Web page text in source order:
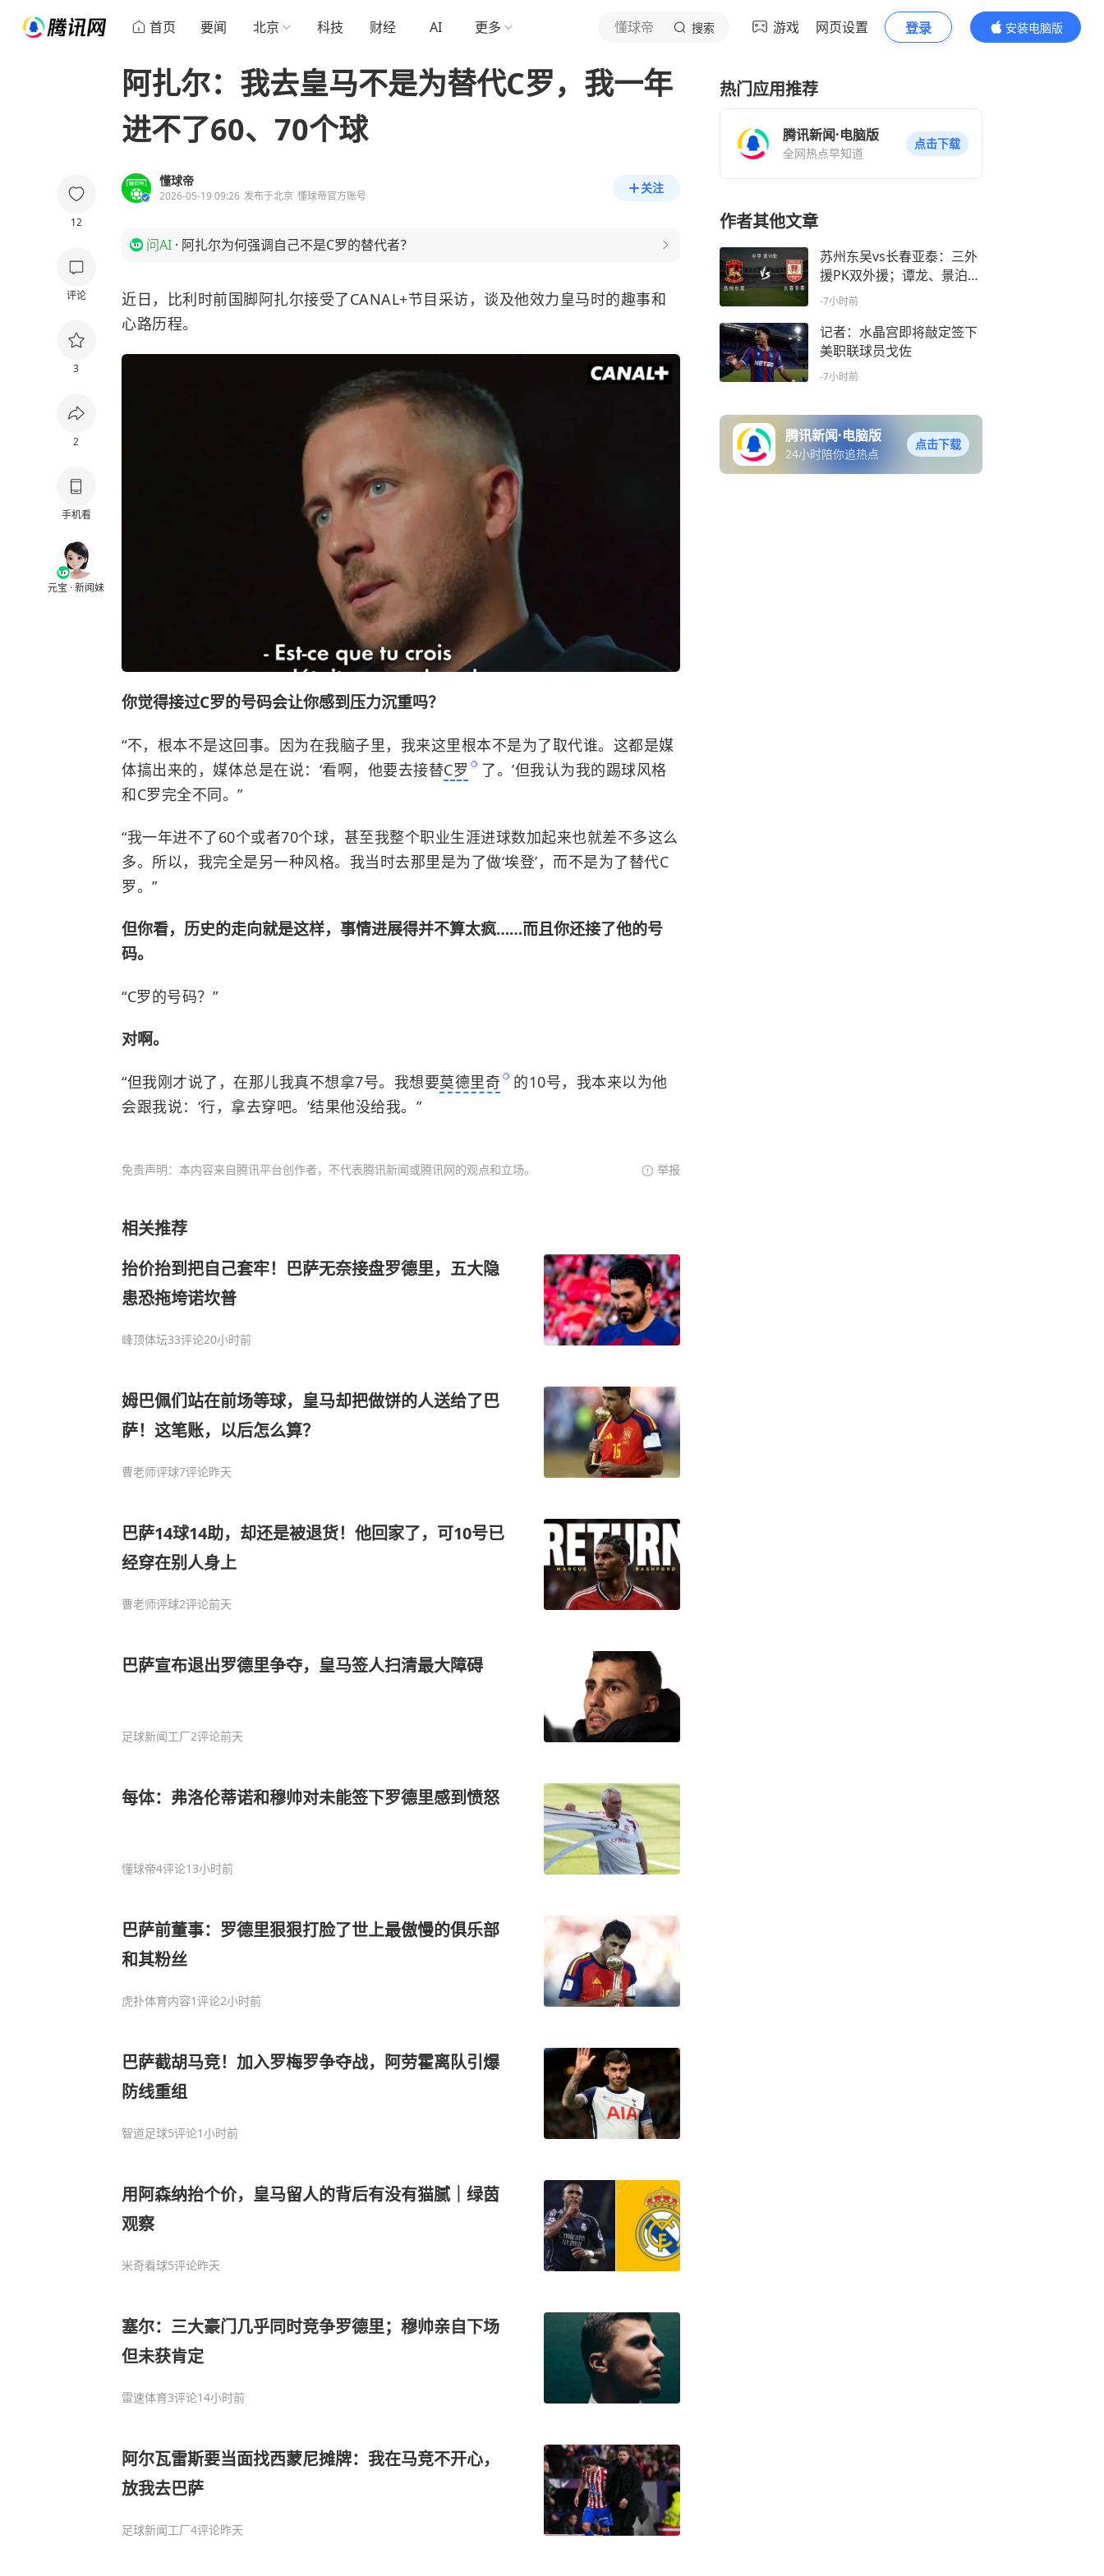
首页 要闻 北京 科技 财经 AI 更多 懂球帝 搜索 游戏 网页设置 登录
安装电脑版
内容更精彩
12
评论
3
2
手机看
元宝 · 新闻妹
阿扎尔：我去皇马不是为替代C罗，我一年
进不了60、70个球
懂球帝
2026-05-19 09:26 发布于北京 懂球帝官方账号
关注
问AI · 阿扎尔为何强调自己不是C罗的替代者？
近日，比利时前国脚阿扎尔接受了CANAL+节目采访，谈及他效力皇马时的趣事和
心路历程。
你觉得接过C罗的号码会让你感到压力沉重吗？
“不，根本不是这回事。因为在我脑子里，我来这里根本不是为了取代谁。这都是媒
体搞出来的，媒体总是在说：‘看啊，他要去接替C罗
了。’但我认为我的踢球风格
和C罗完全不同。”
“我一年进不了60个或者70个球，甚至我整个职业生涯进球数加起来也就差不多这么
多。所以，我完全是另一种风格。我当时去那里是为了做‘埃登’，而不是为了替代C
罗。”
但你看，历史的走向就是这样，事情进展得并不算太疯……而且你还接了他的号
码。
“C罗的号码？”
对啊。
“但我刚才说了，在那儿我真不想拿7号。我想要莫德里奇
的10号，我本来以为他
会跟我说：‘行，拿去穿吧。’结果他没给我。”
免责声明：本内容来自腾讯平台创作者，不代表腾讯新闻或腾讯网的观点和立场。 举报
相关推荐
抬价抬到把自己套牢！巴萨无奈接盘罗德里，五大隐
患恐拖垮诺坎普
峰顶体坛33评论20小时前
姆巴佩们站在前场等球，皇马却把做饼的人送给了巴
萨！这笔账，以后怎么算？
曹老师评球7评论昨天
巴萨14球14助，却还是被退货！他回家了，可10号已
经穿在别人身上
曹老师评球2评论前天
巴萨宣布退出罗德里争夺，皇马签人扫清最大障碍
足球新闻工厂2评论前天
每体：弗洛伦蒂诺和穆帅对未能签下罗德里感到愤怒
懂球帝4评论13小时前
巴萨前董事：罗德里狠狠打脸了世上最傲慢的俱乐部
和其粉丝
虎扑体育内容1评论2小时前
巴萨截胡马竞！加入罗梅罗争夺战，阿劳霍离队引爆
防线重组
智道足球5评论1小时前
用阿森纳抬个价，皇马留人的背后有没有猫腻｜绿茵
观察
米奇看球5评论昨天
塞尔：三大豪门几乎同时竞争罗德里；穆帅亲自下场
但未获肯定
雷速体育3评论14小时前
阿尔瓦雷斯要当面找西蒙尼摊牌：我在马竞不开心，
放我去巴萨
足球新闻工厂4评论昨天
热门应用推荐
腾讯新闻·电脑版
全网热点早知道
点击下载
作者其他文章
苏州东吴vs长春亚泰：三外
援PK双外援；谭龙、景泊羲
首发
-7小时前
记者：水晶宫即将敲定签下
美职联球员戈佐
-7小时前
腾讯新闻·电脑版
24小时陪你追热点
点击下载